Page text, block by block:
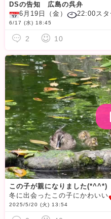
DSの告知 広島の呉弁
6月19日（金）
22:00スタート私の地元・広島県
6/17 (水) 18:45
2 10
この子が親になりました(*^^*)
冬に出会ったこの子にかわいい
2025/5/20 (火) 13:54